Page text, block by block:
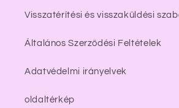
Visszatérítési és visszaküldési
Általános Szerződési Feltételek
Adatvédelmi irányelvek
oldaltérkép